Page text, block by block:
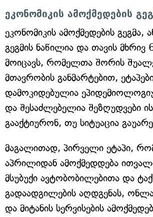
ეკონომიკის ამოქმედების
ეკონომიკის ამოქმედების გეგმა,
გეგმის ნაწილია და თავის მხრივ
მოიცავს, რომელთა შორის
მთავრობის განმარტებით,
დამოკიდებულია
და შესაძლებელია შეზღუდვები
გააქტიურონ, თუ სიტუაცია
მაგალითად, პირველი ეტაპი,
აპრილიდან ამოქმედდება
მსუბუქი ავტობობილებითა და
გადაადგილების აღდგენას,
და მიტანის სერვისების